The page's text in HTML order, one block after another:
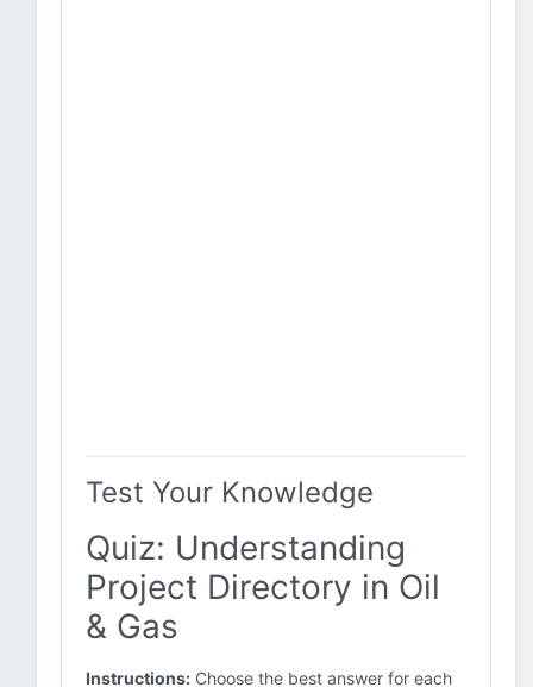
Test Your Knowledge
Quiz: Understanding
Project Directory in Oil
& Gas
Instructions: Choose the best answer for each